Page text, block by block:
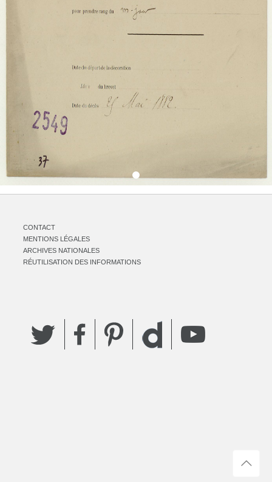
CONTACT
MENTIONS LÉGALES
ARCHIVES NATIONALES
RÉUTILISATION DES INFORMATIONS